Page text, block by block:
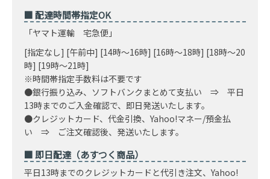
■ 配達時間帯指定OK
「ヤマト運輸 宅急便」
[指定なし] [午前中] [14時～16時] [16時～18時] [18時～20
時] [19時～21時]
※時間帯指定手数料は不要です
●銀行振り込み、ソフトバンクまとめて支払い ⇒ 平日
13時までのご入金確認で、即日発送いたします。
●クレジットカード、代金引換、Yahoo!マネー/預金払
い ⇒ ご注文確認後、発送いたします。
■ 即日配達（あすつく商品）
平日13時までのクレジットカードと代引き注文、Yahoo!